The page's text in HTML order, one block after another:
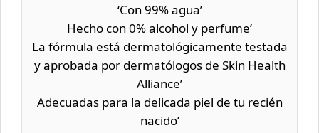
‘Con 99% agua’
Hecho con 0% alcohol y perfume’
La fórmula está dermatológicamente testada
y aprobada por dermatólogos de Skin Health
Alliance’
Adecuadas para la delicada piel de tu recién
nacido’